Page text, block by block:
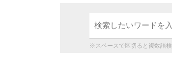
※スペースで区切ると複数語検